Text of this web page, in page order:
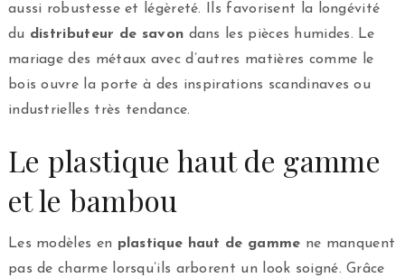
aussi robustesse et légèreté. Ils favorisent la longévité
du distributeur de savon dans les pièces humides. Le
mariage des métaux avec d’autres matières comme le
bois ouvre la porte à des inspirations scandinaves ou
industrielles très tendance.
Le plastique haut de gamme
et le bambou
Les modèles en plastique haut de gamme ne manquent
pas de charme lorsqu’ils arborent un look soigné. Grâce